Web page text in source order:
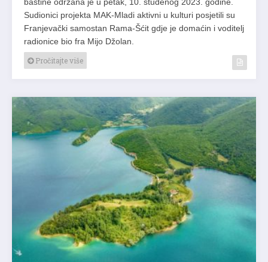
Sudionici projekta MAK-Mladi aktivni u kulturi posjetili su
Franjevački samostan Rama-Šćit gdje je domaćin i voditelj
radionice bio fra Mijo Džolan.
Pročitajte više